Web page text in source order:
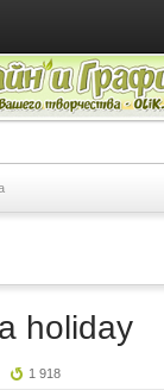
holiday
1 918